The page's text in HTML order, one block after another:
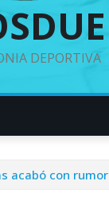
DEPORTIVA
acabó con